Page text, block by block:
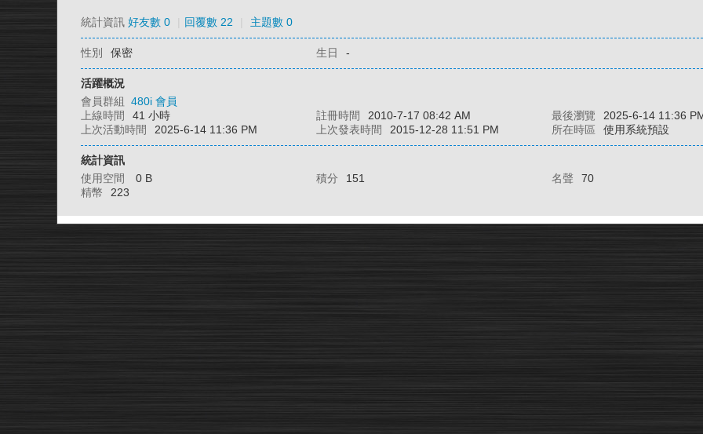
統計資訊 好友數 0 回覆數 22 主題數 0
性別 保密 生日 -
活躍概況
會員群組 480i 會員
上線時間
41 小時 註冊時間 2010-7-17 08:42 AM 最後瀏覽
2025-6-14 11:36
上次活動時間
2025-6-14 11:36 PM 上次發表時間 2015-12-28 11:51 PM 所在時區 使用系統預設
統計資訊
使用空間
0 B 積分 151 名聲
70
精幣
223